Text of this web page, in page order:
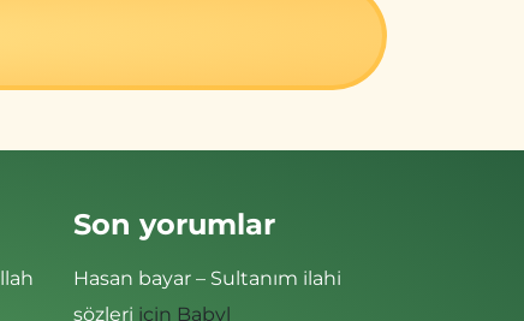
Son yorumlar
Hasan bayar – Sultanım ilahi
sözleri için Babyl